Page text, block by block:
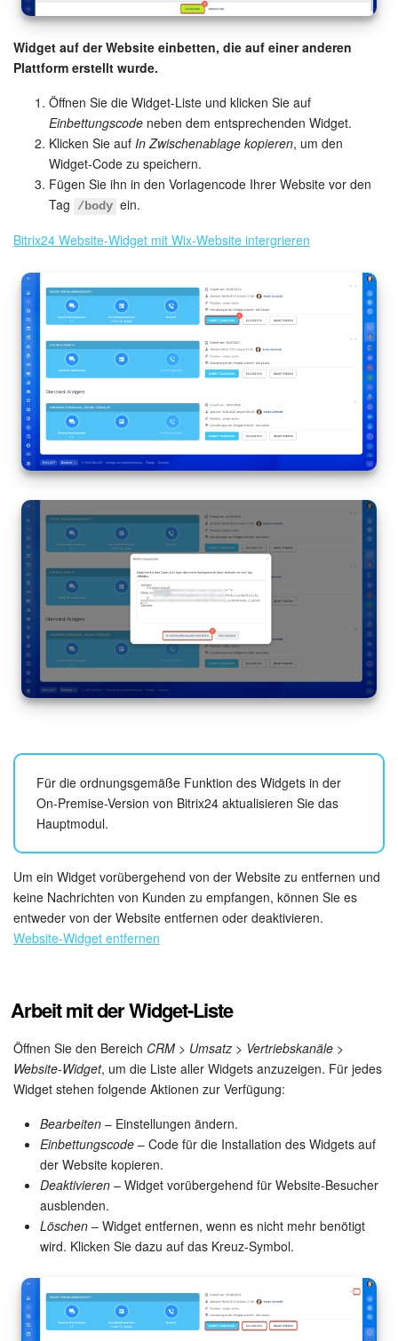
Rückruf.Dies ist ebenfalls ein Online-Formular, in dem der
Kunde seine Telefonnummer hinterlässt. Wenn die
verantwortliche Person für das Formular eingehende Anrufe
entgegennehmen kann, erhält sie einen Anruf, um mit dem
verantwortliche Person den Kunden aus dem Formular des
CRM-Elements zurück.
Gruppen der Warteschleifen in der Telefonie konfigurieren
Wählen Sie ein Formular aus der Liste aus oder erstellen Sie
ein neues. Legen Sie fest, wie Anrufe außerhalb der
verfügbar.
Bitrix24 Tarife
Widget auf der Website einbetten, die auf einer anderen
Plattform erstellt wurde.
Öffnen Sie die Widget-Liste und klicken Sie auf
Einbettungscode neben dem entsprechenden Widget.
Klicken Sie auf In Zwischenablage kopieren, um den
Widget-Code zu speichern.
Fügen Sie ihn in den Vorlagencode Ihrer Website vor den
Tag
/body ein.
Bitrix24 Website-Widget mit Wix-Website intergrieren
Für die ordnungsgemäße Funktion des Widgets in der
On-Premise-Version von Bitrix24 aktualisieren Sie das
Hauptmodul.
Um ein Widget vorübergehend von der Website zu entfernen und
keine Nachrichten von Kunden zu empfangen, können Sie es
entweder von der Website entfernen oder deaktivieren.
Website-Widget entfernen
Arbeit mit der Widget-Liste
Öffnen Sie den Bereich CRM > Umsatz > Vertriebskanäle >
Website-Widget, um die Liste aller Widgets anzuzeigen. Für jedes
Widget stehen folgende Aktionen zur Verfügung:
Bearbeiten – Einstellungen ändern.
Einbettungscode – Code für die Installation des Widgets auf
der Website kopieren.
Deaktivieren – Widget vorübergehend für Website-Besucher
ausblenden.
Löschen – Widget entfernen, wenn es nicht mehr benötigt
wird. Klicken Sie dazu auf das Kreuz-Symbol.